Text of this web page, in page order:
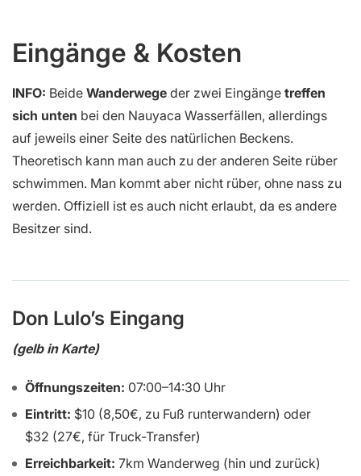
Eingänge & Kosten
INFO: Beide Wanderwege der zwei Eingänge treffen
sich unten bei den Nauyaca Wasserfällen, allerdings
auf jeweils einer Seite des natürlichen Beckens.
Theoretisch kann man auch zu der anderen Seite rüber
schwimmen. Man kommt aber nicht rüber, ohne nass zu
werden. Offiziell ist es auch nicht erlaubt, da es andere
Besitzer sind.
Don Lulo’s Eingang
(gelb in Karte)
Öffnungszeiten: 07:00–14:30 Uhr
Eintritt: $10 (8,50€, zu Fuß runterwandern) oder
$32 (27€, für Truck-Transfer)
Erreichbarkeit: 7km Wanderweg (hin und zurück)